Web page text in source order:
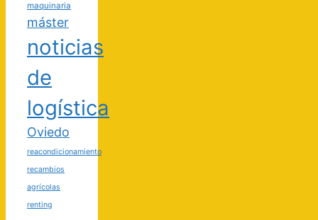
maquinaria
máster
noticias
de
logística
Oviedo
reacondicionamiento
recambios
agrícolas
renting